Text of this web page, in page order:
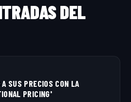
DEL
A SUS PRECIOS CON LA
PRICING'